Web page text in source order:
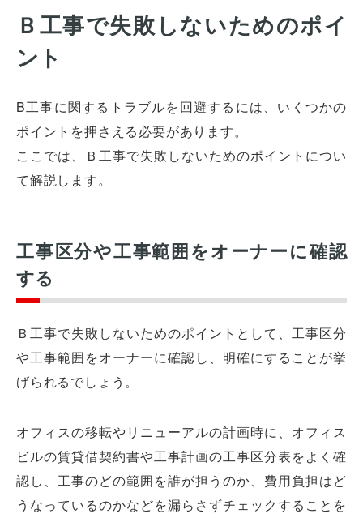
Ｂ工事で失敗しないためのポイ
ント
B工事に関するトラブルを回避するには、いくつかの
ポイントを押さえる必要があります。
ここでは、Ｂ工事で失敗しないためのポイントについ
て解説します。
工事区分や工事範囲をオーナーに確認
する
Ｂ工事で失敗しないためのポイントとして、工事区分
や工事範囲をオーナーに確認し、明確にすることが挙
げられるでしょう。
オフィスの移転やリニューアルの計画時に、オフィス
ビルの賃貸借契約書や工事計画の工事区分表をよく確
認し、工事のどの範囲を誰が担うのか、費用負担はど
うなっているのかなどを漏らさずチェックすることを